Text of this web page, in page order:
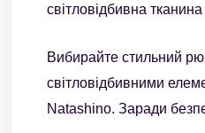
світловідбивна
Вибирайте стильний
світловідбивними
Natashino. Заради